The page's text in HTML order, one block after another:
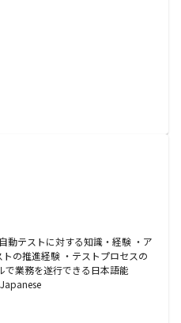
動テストに対する知識・経験 ・ア
の推進経験 ・テストプロセスの
で業務を遂行できる日本語能